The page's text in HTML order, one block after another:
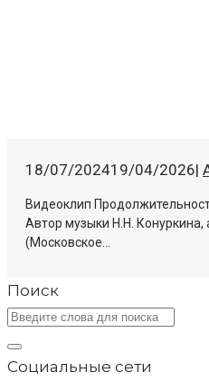
18/07/202419/04/2026|
Видеоклип
Автор музыки Н.Н.
(Московское...
Поиск
Социальные сети